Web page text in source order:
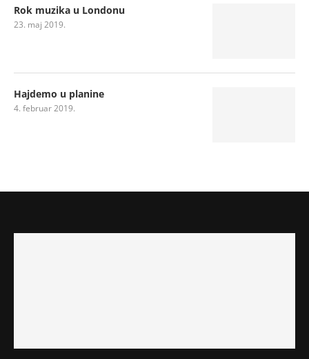
Rok muzika u Londonu
23. maj 2019.
Hajdemo u planine
4. februar 2019.